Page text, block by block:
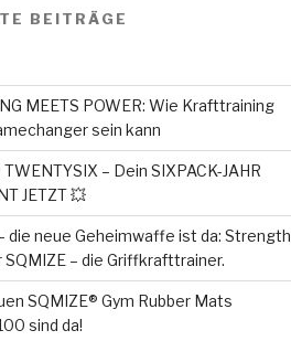
BEITRÄGE
MEETS POWER: Wie Krafttraining
sein kann
TWENTYSIX – Dein SIXPACK-JAHR
JETZT 💥
die neue Geheimwaffe ist da: Strength
SQMIZE – die Griffkrafttrainer.
SQMIZE® Gym Rubber Mats
sind da!